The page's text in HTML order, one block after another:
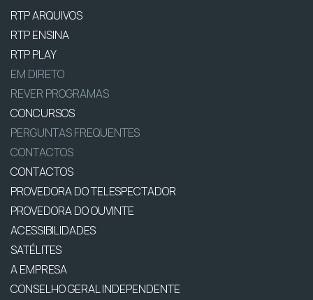
RTP ARQUIVOS
RTP ENSINA
RTP PLAY
EM DIRETO
REVER PROGRAMAS
CONCURSOS
PERGUNTAS FREQUENTES
CONTACTOS
CONTACTOS
PROVEDORA DO TELESPECTADOR
PROVEDORA DO OUVINTE
ACESSIBILIDADES
SATÉLITES
A EMPRESA
CONSELHO GERAL INDEPENDENTE